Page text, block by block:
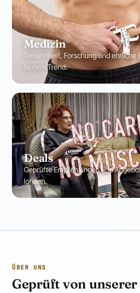
Medizin
Gesundheit, Forschung und ehrliche
lautem Trend.
Deals
Geprüfte Empfehlungen und
lohnen.
ÜBER UNS
Geprüft von unserer